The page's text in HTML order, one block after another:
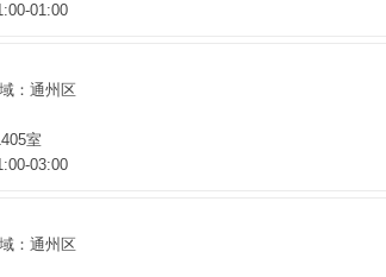
01:00
通州区
室
03:00
通州区